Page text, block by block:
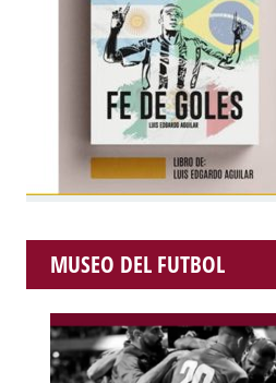
MUSEO DEL FUTBOL